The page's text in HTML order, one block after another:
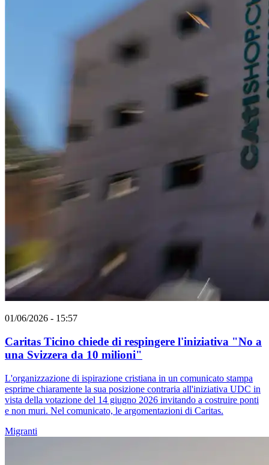
01/06/2026 - 15:57
Caritas Ticino chiede di respingere l'iniziativa "No a
una Svizzera da 10 milioni"
L'organizzazione di ispirazione cristiana in un comunicato stampa
esprime chiaramente la sua posizione contraria all'iniziativa UDC in
vista della votazione del 14 giugno 2026 invitando a costruire ponti
e non muri. Nel comunicato, le argomentazioni di Caritas.
Migranti